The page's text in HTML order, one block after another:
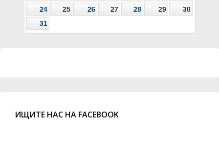
24
25 26 27 28 29
30
31
ИЩИТЕ НАС НА FACEBOOK